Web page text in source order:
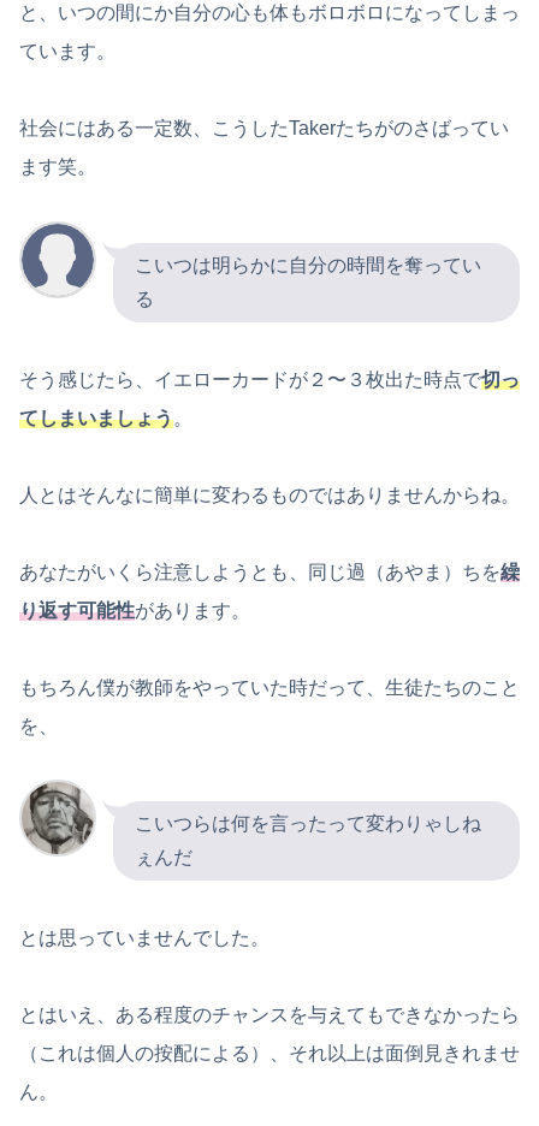
と、いつの間にか自分の心も体もボロボロになってしまっ
ています。
社会にはある一定数、こうしたTakerたちがのさばってい
ます笑。
こいつは明らかに自分の時間を奪ってい
る
そう感じたら、イエローカードが２〜３枚出た時点で切っ
てしまいましょう。
人とはそんなに簡単に変わるものではありませんからね。
あなたがいくら注意しようとも、同じ過（あやま）ちを繰
り返す可能性があります。
もちろん僕が教師をやっていた時だって、生徒たちのこと
を、
こいつらは何を言ったって変わりゃしね
ぇんだ
とは思っていませんでした。
とはいえ、ある程度のチャンスを与えてもできなかったら
（これは個人の按配による）、それ以上は面倒見きれませ
ん。